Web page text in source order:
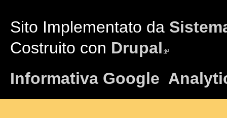
Sito Implementato da
Costruito con Drupal
Informativa Google